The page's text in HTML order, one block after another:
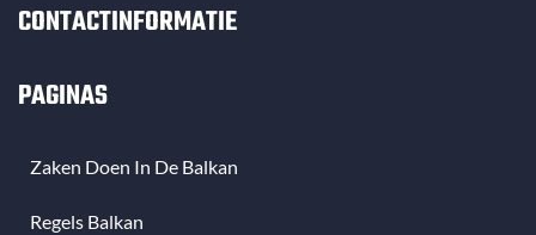
CONTACTINFORMATIE
PAGINAS
Zaken Doen In De Balkan
Regels Balkan